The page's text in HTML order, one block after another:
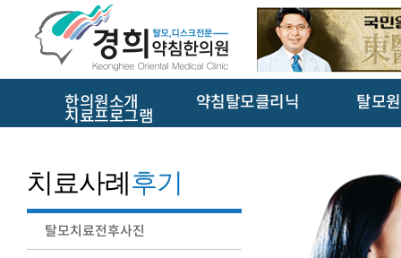
한의원소개 약침탈모클리닉 탈모
치료프로그램
치료사례후기
탈모치료전후사진